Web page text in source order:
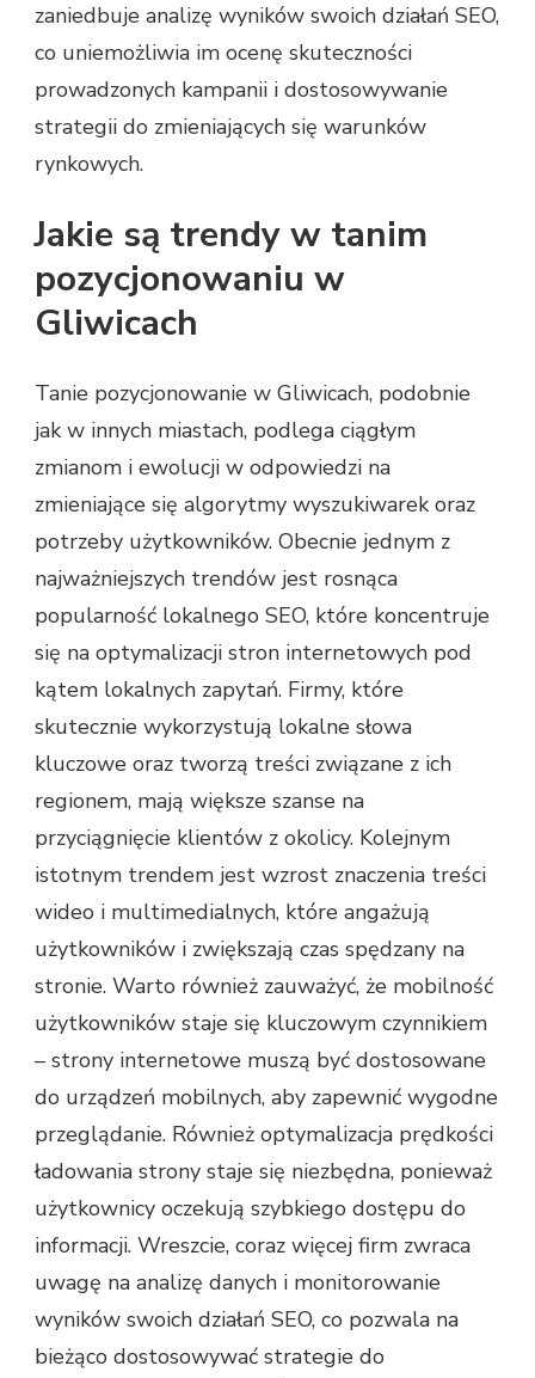
zaniedbuje analizę wyników swoich działań SEO,
co uniemożliwia im ocenę skuteczności
prowadzonych kampanii i dostosowywanie
strategii do zmieniających się warunków
rynkowych.
Jakie są trendy w tanim
pozycjonowaniu w
Gliwicach
Tanie pozycjonowanie w Gliwicach, podobnie
jak w innych miastach, podlega ciągłym
zmianom i ewolucji w odpowiedzi na
zmieniające się algorytmy wyszukiwarek oraz
potrzeby użytkowników. Obecnie jednym z
najważniejszych trendów jest rosnąca
popularność lokalnego SEO, które koncentruje
się na optymalizacji stron internetowych pod
kątem lokalnych zapytań. Firmy, które
skutecznie wykorzystują lokalne słowa
kluczowe oraz tworzą treści związane z ich
regionem, mają większe szanse na
przyciągnięcie klientów z okolicy. Kolejnym
istotnym trendem jest wzrost znaczenia treści
wideo i multimedialnych, które angażują
użytkowników i zwiększają czas spędzany na
stronie. Warto również zauważyć, że mobilność
użytkowników staje się kluczowym czynnikiem
– strony internetowe muszą być dostosowane
do urządzeń mobilnych, aby zapewnić wygodne
przeglądanie. Również optymalizacja prędkości
ładowania strony staje się niezbędna, ponieważ
użytkownicy oczekują szybkiego dostępu do
informacji. Wreszcie, coraz więcej firm zwraca
uwagę na analizę danych i monitorowanie
wyników swoich działań SEO, co pozwala na
bieżąco dostosowywać strategie do